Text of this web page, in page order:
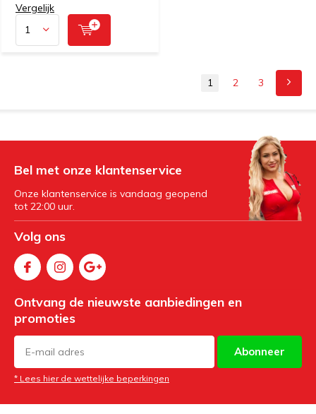
Vergelijk
1 2 3
Bel met onze klantenservice
Onze klantenservice is vandaag geopend
tot 22:00 uur.
Volg ons
Ontvang de nieuwste aanbiedingen en
promoties
Abonneer
* Lees hier de wettelijke beperkingen